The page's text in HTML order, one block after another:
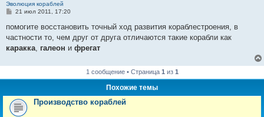
Эволюция кораблей
С
о
щ
е
н
е
21 июл 2011, 17:20
помогите восстановить точный ход развития кораблестроения, в
частности то, чем друг от друга отличаются такие корабли как
каракка, галеон и фрегат
1 сообщение • Страница 1 из 1
Похожие темы
Производство кораблей